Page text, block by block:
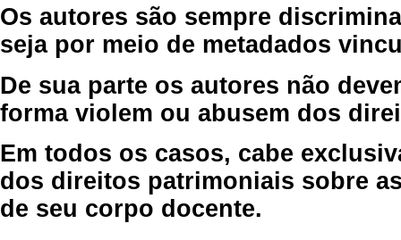
Os autores são sempre
seja por meio de metadados
De sua parte os autores não
forma violem ou abusem dos
Em todos os casos, cabe
dos direitos patrimoniais sobre
de seu corpo docente.